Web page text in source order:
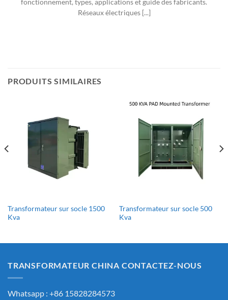
fonctionnement, types, applications et guide des fabricants.
Réseaux électriques [...]
PRODUITS SIMILAIRES
Transformateur sur socle 1500
Kva
Transformateur sur socle 500
Kva
TRANSFORMATEUR CHINA CONTACTEZ-NOUS
Whatsapp : +86 15828284573